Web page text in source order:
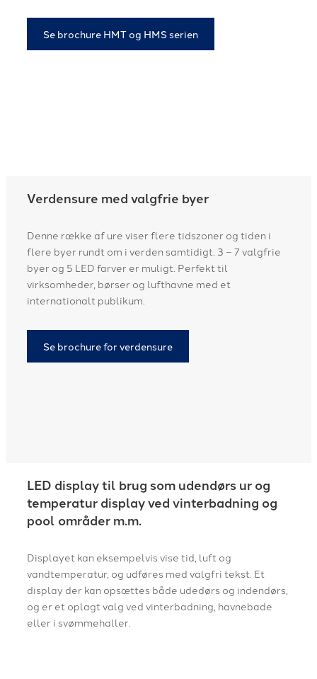
Se brochure HMT og HMS serien
Verdensure med valgfrie byer
Denne række af ure viser flere tidszoner og tiden i
flere byer rundt om i verden samtidigt. 3 – 7 valgfrie
byer og 5 LED farver er muligt. Perfekt til
virksomheder, børser og lufthavne med et
internationalt publikum.
Se brochure for verdensure
LED display til brug som udendørs ur og
temperatur display ved vinterbadning og
pool områder m.m.
Displayet kan eksempelvis vise tid, luft og
vandtemperatur, og udføres med valgfri tekst. Et
display der kan opsættes både udedørs og indendørs,
og er et oplagt valg ved vinterbadning, havnebade
eller i svømmehaller.